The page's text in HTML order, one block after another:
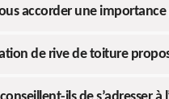
accorder une
de rive de toiture